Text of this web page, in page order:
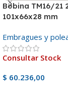
Bobina TM16/21
101x66x28 mm
Embragues y
Consultar Stock
$ 60.236,00